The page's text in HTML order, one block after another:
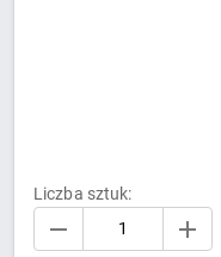
Liczba sztuk: